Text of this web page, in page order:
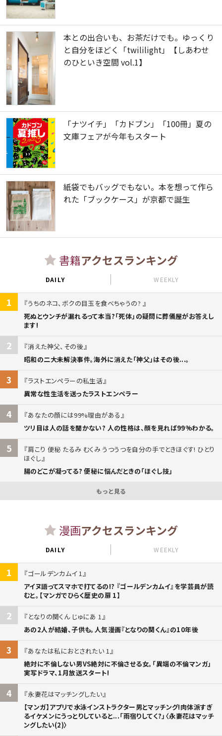
本との出合いも、お茶だけでも。ゆっくり
と自分をほどく「twililight」【しあわせ
のひといき空間 vol.1】
「ナツイチ」「カドブン」「100冊」夏の
文庫フェアが今年もスタート
紙袋でもバッグでもない。本を想って作ら
れた「ブックケース」が京都で誕生
書籍アクセスランキング
DAILY WEEKLY
1
うちのネコ、ボクの目玉を食べちゃうの?
死ぬとウンチが漏れるって本当?「死体」の疑問に葬儀屋がお答えし
ます!
2
消えた神父、その後
昭和の二大未解決事件。海外に消えた「神父」はその後...。
3
ラストエンペラーの私生活
異常な性生活を送ったラストエンペラー
4
あなたの顔には99%理由がある
ツリ目は人の話を聞かない? 人の性格は、顔を見れば99%わかる。
5
肩こり 便秘 たるみ むくみ うつうつを自分の手でときほぐす! ひとり
ほぐし
腸のどこが凝ってる? 便秘に悩んだときの「ほぐし技」
もっと見る
漫画アクセスランキング
DAILY WEEKLY
1
ゴールデンカムイ 1
アイヌ語ってスマホで打てるの!? 『ゴールデンカムイ』を学芸員が読
むと。【マンガでひらく歴史の扉 1】
2
となりの関くん じゅにあ 1
あの2人が結婚、子供も。人気漫画『となりの関くん』の10年後
3
あなたは私におとされたい 1
絶対に不倫しない男VS絶対に不倫させる女。「異端の不倫マンガ」
実写ドラマ、1月放送スタート!
4
永妻花はマッチングしたい
【マンガ】アプリで水泳インストラクター男とマッチング!肉体派すぎ
るイケメンにうっとりしていると...「雨宿りしてく?」〈永妻花はマッチ
ングしたい(2)〉